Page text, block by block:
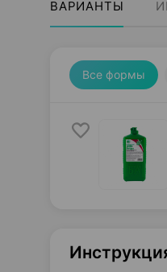
ВАРИАНТЫ
Все формы